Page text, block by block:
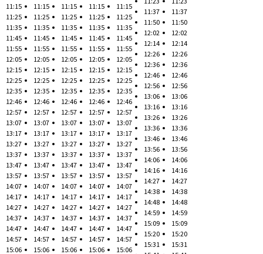
11:15
11:25
11:35
11:45
11:55
12:05
12:15
12:25
12:35
12:46
12:57
13:07
13:17
13:27
13:37
13:47
13:57
14:07
14:17
14:27
14:37
14:47
14:57
15:06
11:15
11:25
11:35
11:45
11:55
12:05
12:15
12:25
12:35
12:46
12:57
13:07
13:17
13:27
13:37
13:47
13:57
14:07
14:17
14:27
14:37
14:47
14:57
15:06
11:15
11:25
11:35
11:45
11:55
12:05
12:15
12:25
12:35
12:46
12:57
13:07
13:17
13:27
13:37
13:47
13:57
14:07
14:17
14:27
14:37
14:47
14:57
15:06
11:15
11:25
11:35
11:45
11:55
12:05
12:15
12:25
12:35
12:46
12:57
13:07
13:17
13:27
13:37
13:47
13:57
14:07
14:17
14:27
14:37
14:47
14:57
15:06
11:15
11:25
11:35
11:45
11:55
12:05
12:15
12:25
12:35
12:46
12:57
13:07
13:17
13:27
13:37
13:47
13:57
14:07
14:17
14:27
14:37
14:47
14:57
15:06
11:37
11:50
12:02
12:14
12:26
12:36
12:46
12:56
13:06
13:16
13:26
13:36
13:46
13:56
14:06
14:16
14:27
14:38
14:48
14:59
15:09
15:20
15:31
11:37
11:50
12:02
12:14
12:26
12:36
12:46
12:56
13:06
13:16
13:26
13:36
13:46
13:56
14:06
14:16
14:27
14:38
14:48
14:59
15:09
15:20
15:31